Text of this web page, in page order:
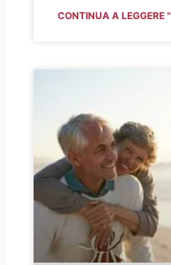
CONTINUA A LEGGERE "